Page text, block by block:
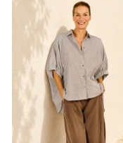
HH-AEZ
HH-EEZ
HH-Eppendorf
HH-Hanseviertel
HH-Wandsbek